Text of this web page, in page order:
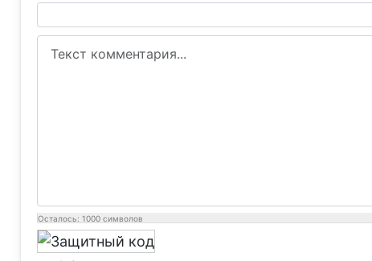
Осталось: 1000 символов